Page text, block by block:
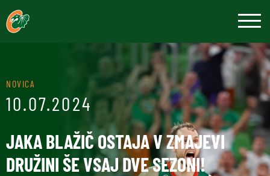
NOVICA
10.07.2024
JAKA BLAŽIČ OSTAJA V ZMAJEVI
DRUŽINI ŠE VSAJ DVE SEZONI!